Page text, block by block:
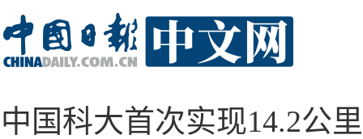
中国科大首次实现14.2公